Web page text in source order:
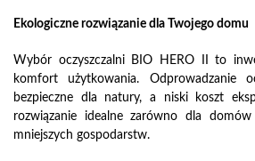
Ekologiczne rozwiązanie dla Twojego domu
Wybór oczyszczalni BIO HERO II to
komfort użytkowania. Odprowadzanie
bezpieczne dla natury, a niski koszt
rozwiązanie idealne zarówno dla
mniejszych gospodarstw.